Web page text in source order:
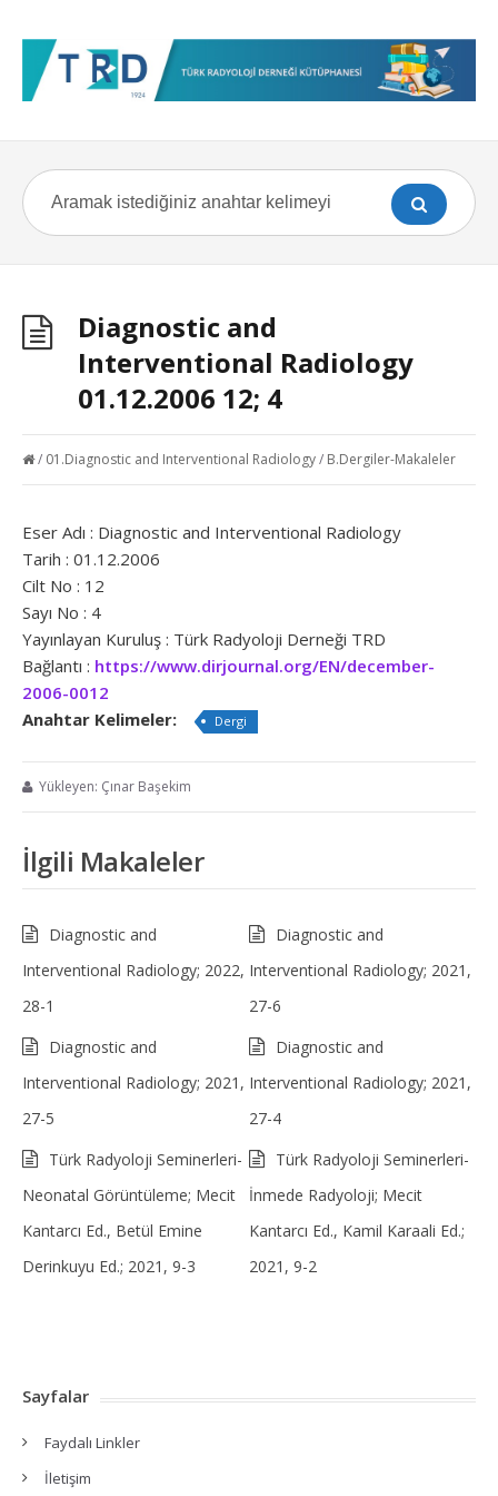
Diagnostic and
Interventional Radiology
01.12.2006 12; 4
/ 01.Diagnostic and Interventional Radiology/ B.Dergiler-Makaleler
Eser Adı : Diagnostic and Interventional Radiology
Tarih : 01.12.2006
Cilt No : 12
Sayı No : 4
Yayınlayan Kuruluş : Türk Radyoloji Derneği TRD
Bağlantı : https://www.dirjournal.org/EN/december-
2006-0012
Anahtar Kelimeler:
Dergi
Yükleyen: Çınar Başekim
İlgili Makaleler
Diagnostic and
Interventional Radiology; 2022,
28-1
Diagnostic and
Interventional Radiology; 2021,
27-6
Diagnostic and
Interventional Radiology; 2021,
27-5
Diagnostic and
Interventional Radiology; 2021,
27-4
Türk Radyoloji Seminerleri-
Neonatal Görüntüleme; Mecit
Kantarcı Ed., Betül Emine
Derinkuyu Ed.; 2021, 9-3
Türk Radyoloji Seminerleri-
İnmede Radyoloji; Mecit
Kantarcı Ed., Kamil Karaali Ed.;
2021, 9-2
Sayfalar
Faydalı Linkler
İletişim